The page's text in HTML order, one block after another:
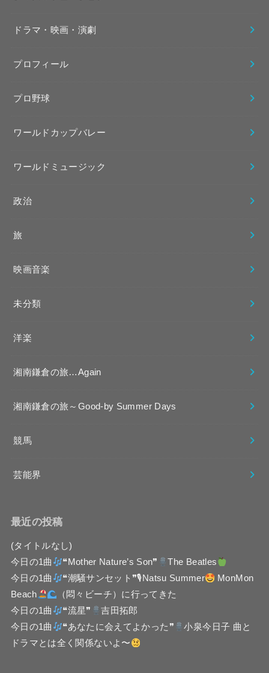
ドラマ・映画・演劇
プロフィール
プロ野球
ワールドカップバレー
ワールドミュージック
政治
旅
映画音楽
未分類
洋楽
湘南鎌倉の旅…Again
湘南鎌倉の旅～Good-by Summer Days
競馬
芸能界
最近の投稿
(タイトルなし)
今日の1曲
❝Mother Nature’s Son❞
The Beatles
今日の1曲
❝潮騒サンセット❞🎙Natsu Summer
MonMon
Beach
（悶々ビーチ）に行ってきた
今日の1曲
❝流星❞
吉田拓郎
今日の1曲
❝あなたに会えてよかった❞
小泉今日子 曲と
ドラマとは全く関係ないよ〜